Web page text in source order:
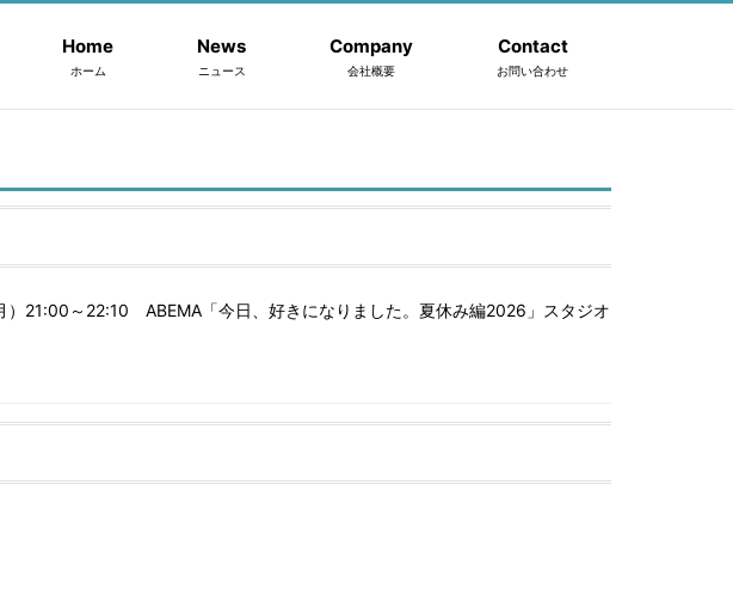
Home
ホーム
News
ニュース
Company
会社概要
Contact
お問い合わせ
21:00～22:10 ABEMA「今日、好きになりました。夏休み編2026」スタジオ